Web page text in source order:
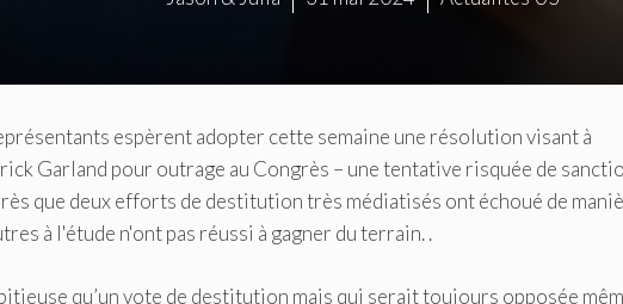
espèrent adopter cette semaine une résolution visant à
Garland pour outrage au Congrès – une tentative risquée de
que deux efforts de destitution très médiatisés ont échoué de
à l'étude n'ont pas réussi à gagner du terrain. .
qu’un vote de destitution mais qui serait toujours opposée